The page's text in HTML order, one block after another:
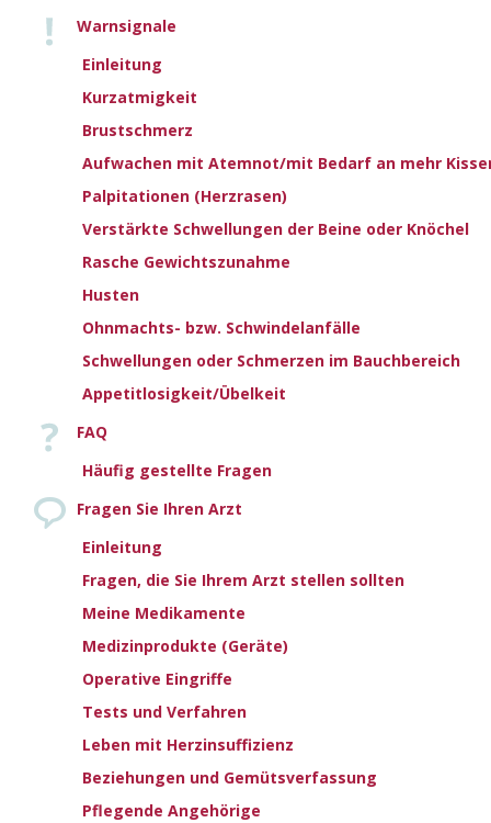
Warnsignale
Einleitung
Kurzatmigkeit
Brustschmerz
Aufwachen mit Atemnot/mit Bedarf an mehr
Palpitationen (Herzrasen)
Verstärkte Schwellungen der Beine oder Knöchel
Rasche Gewichtszunahme
Husten
Ohnmachts- bzw. Schwindelanfälle
Schwellungen oder Schmerzen im Bauchbereich
Appetitlosigkeit/Übelkeit
FAQ
Häufig gestellte Fragen
Fragen Sie Ihren Arzt
Einleitung
Fragen, die Sie Ihrem Arzt stellen sollten
Meine Medikamente
Medizinprodukte (Geräte)
Operative Eingriffe
Tests und Verfahren
Leben mit Herzinsuffizienz
Beziehungen und Gemütsverfassung
Pflegende Angehörige
A series of 9 simple, captivating animations explaining
heart failure and its treatment.
These narrated animations explain how a healthy heart works,
what happens to it in heart failure and how various treatments
work to improve your health.
USEFUL TOOLS